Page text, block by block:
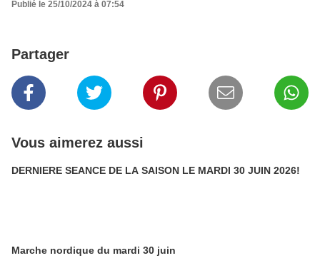
Publié le 25/10/2024 à 07:54
Partager
Vous aimerez aussi
DERNIERE SEANCE DE LA SAISON LE MARDI 30 JUIN 2026!
Marche nordique du mardi 30 juin